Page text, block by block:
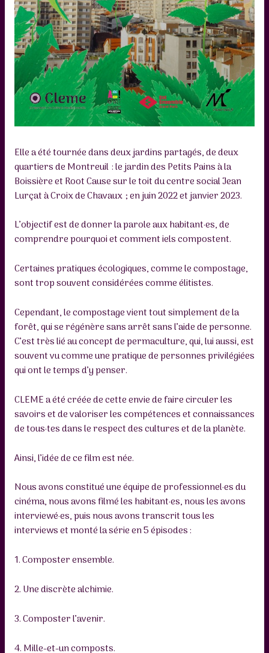
Elle a été tournée dans deux jardins partagés, de deux
quartiers de Montreuil : le jardin des Petits Pains à la
Boissière et Root Cause sur le toit du centre social Jean
Lurçat à Croix de Chavaux ; en juin 2022 et janvier 2023.
L’objectif est de donner la parole aux habitant·es, de
comprendre pourquoi et comment iels compostent.
Certaines pratiques écologiques, comme le compostage,
sont trop souvent considérées comme élitistes.
Cependant, le compostage vient tout simplement de la
forêt, qui se régénère sans arrêt sans l’aide de personne.
C’est très lié au concept de permaculture, qui, lui aussi, est
souvent vu comme une pratique de personnes privilégiées
qui ont le temps d’y penser.
CLEME a été créée de cette envie de faire circuler les
savoirs et de valoriser les compétences et connaissances
de tous·tes dans le respect des cultures et de la planète.
Ainsi, l’idée de ce film est née.
Nous avons constitué une équipe de professionnel·es du
cinéma, nous avons filmé les habitant·es, nous les avons
interviewé·es, puis nous avons transcrit tous les
interviews et monté la série en 5 épisodes :
1. Composter ensemble.
2. Une discrète alchimie.
3. Composter l’avenir.
4. Mille-et-un composts.